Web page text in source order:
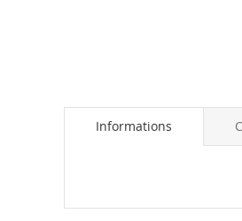
Informations